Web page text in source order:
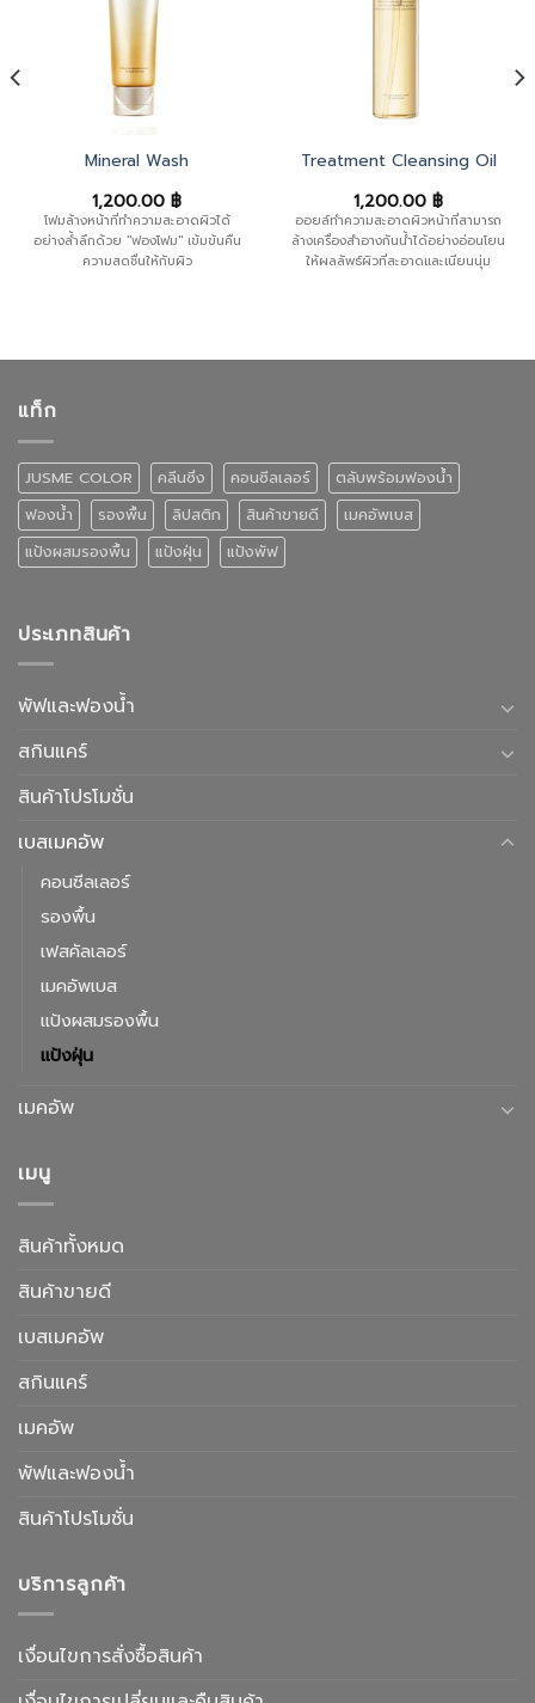
Mineral Wash
1,200.00 ฿
โฟมล้างหน้าที่ทำความสะอาดผิวได้
อย่างล้ำลึกด้วย "ฟองโฟม" เข้มข้นคืน
ความสดชื่นให้กับผิว
Treatment Cleansing Oil
1,200.00 ฿
ออยล์ทำความสะอาดผิวหน้าที่สามารถ
ล้างเครื่องสำอางกันน้ำได้อย่างอ่อนโยน
ให้ผลลัพธ์ผิวที่สะอาดและเนียนนุ่ม
แท็ก
JUSME COLOR คลีนซิ่ง คอนซีลเลอร์
ตลับพร้อมฟองน้ำ
ฟองน้ำ
รองพื้น ลิปสติก สินค้าขายดี
เมคอัพเบส
แป้งผสมรองพื้น
แป้งฝุ่น แป้งพัฟ
ประเภทสินค้า
พัฟและฟองน้ำ
สกินแคร์
สินค้าโปรโมชั่น
เบสเมคอัพ
คอนซีลเลอร์
รองพื้น
เฟสคัลเลอร์
เมคอัพเบส
แป้งผสมรองพื้น
แป้งฝุ่น
เมคอัพ
เมนู
สินค้าทั้งหมด
สินค้าขายดี
เบสเมคอัพ
สกินแคร์
เมคอัพ
พัฟและฟองน้ำ
สินค้าโปรโมชั่น
บริการลูกค้า
เงื่อนไขการสั่งซื้อสินค้า